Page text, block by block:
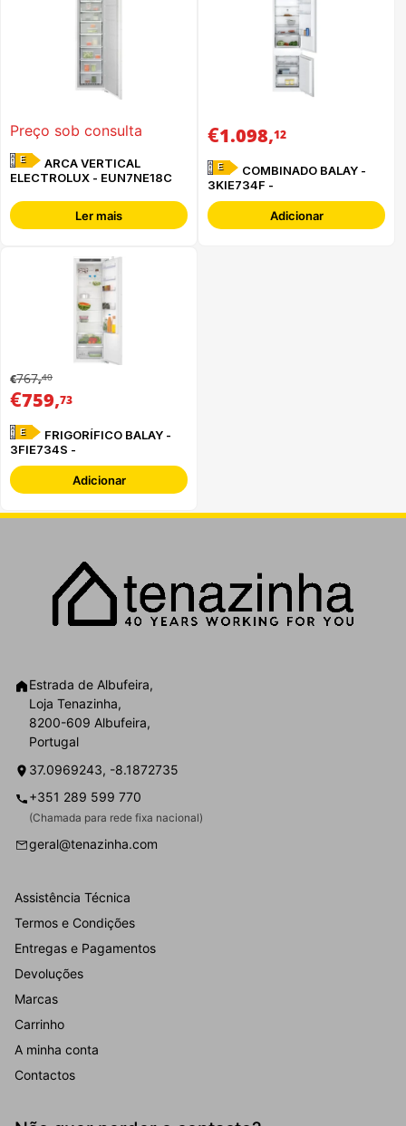
Preço sob consulta
E
ARCA VERTICAL
ELECTROLUX - EUN7NE18C
Ler mais
€1.098,12
E
COMBINADO BALAY -
3KIE734F -
Adicionar
€767,40
€759,73
E
FRIGORÍFICO BALAY -
3FIE734S -
Adicionar
Estrada de Albufeira,
Loja Tenazinha,
8200-609 Albufeira,
Portugal
37.0969243, -8.1872735
+351 289 599 770
(Chamada para rede fixa nacional)
geral@tenazinha.com
Assistência Técnica
Termos e Condições
Entregas e Pagamentos
Devoluções
Marcas
Carrinho
A minha conta
Contactos